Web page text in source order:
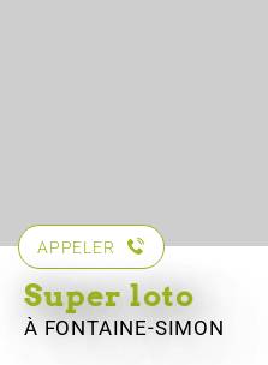
APPELER
Super loto
À FONTAINE-SIMON